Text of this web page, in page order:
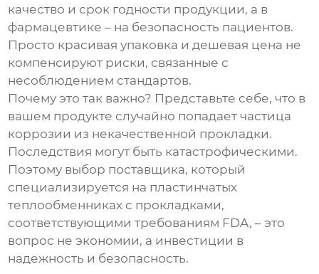
качество и срок годности продукции, а в
фармацевтике – на безопасность пациентов.
Просто красивая упаковка и дешевая цена не
компенсируют риски, связанные с
несоблюдением стандартов.
Почему это так важно? Представьте себе, что в
вашем продукте случайно попадает частица
коррозии из некачественной прокладки.
Последствия могут быть катастрофическими.
Поэтому выбор поставщика, который
специализируется на пластинчатых
теплообменниках с прокладками,
соответствующими требованиям FDA, – это
вопрос не экономии, а инвестиции в
надежность и безопасность.